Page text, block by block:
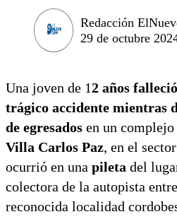
Redacción
29 de octubre
Una joven de 12 años
trágico accidente mientras
de egresados en un
Villa Carlos Paz, en el
ocurrió en una pileta del
colectora de la autopista
reconocida localidad